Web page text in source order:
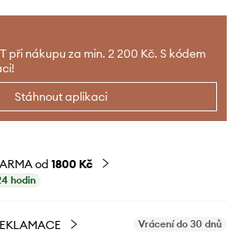
při nákupu za min. 2 200 Kč. S kódem
Stáhnout aplikaci
od 1800 Kč
hodin
Vrácení do 30 dnů